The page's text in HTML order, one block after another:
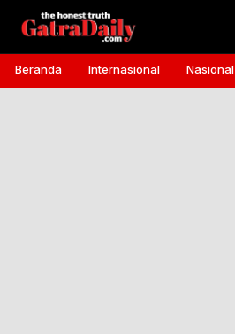
Gatra Daily
the honest truth
Beranda Internasional Nasional